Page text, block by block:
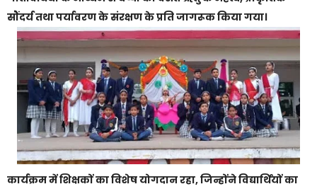
सौंदर्य तथा पर्यावरण के संरक्षण के प्रति जागरूक किया गया।
कार्यक्रम में शिक्षकों का विशेष योगदान रहा, जिन्होंने विद्यार्थियों का